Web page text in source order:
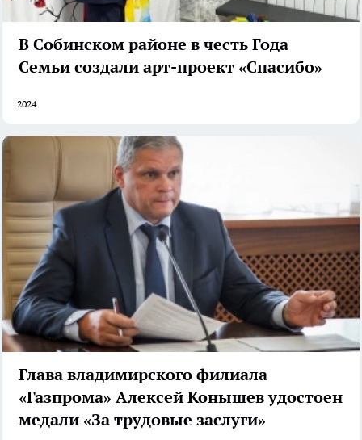
В Собинском районе в честь Года
Семьи создали арт-проект «Спасибо»
2024
Глава владимирского филиала
«Газпрома» Алексей Конышев удостоен
медали «За трудовые заслуги»